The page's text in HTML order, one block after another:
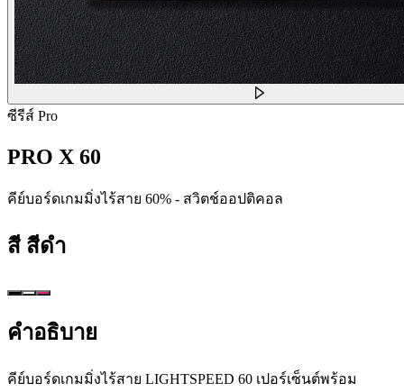
ซีรีส์ Pro
PRO X 60
คีย์บอร์ดเกมมิ่งไร้สาย 60% - สวิตช์ออปติคอล
สี สีดำ
คำอธิบาย
คีย์บอร์ดเกมมิ่งไร้สาย LIGHTSPEED 60 เปอร์เซ็นต์พร้อม